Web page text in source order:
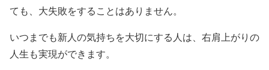
ても、大失敗をすることはありません。
いつまでも新人の気持ちを大切にする人は、右肩上がりの
人生も実現ができます。